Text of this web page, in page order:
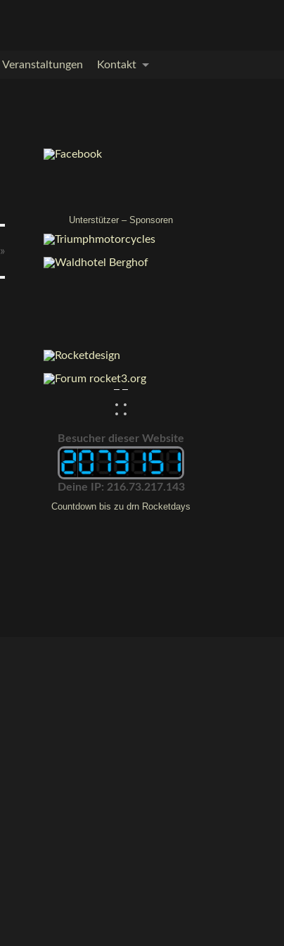
Veranstaltungen Kontakt
»
Unterstützer – Sponsoren
: :
Besucher dieser Website
Deine IP: 216.73.217.143
Countdown bis zu drn Rocketdays